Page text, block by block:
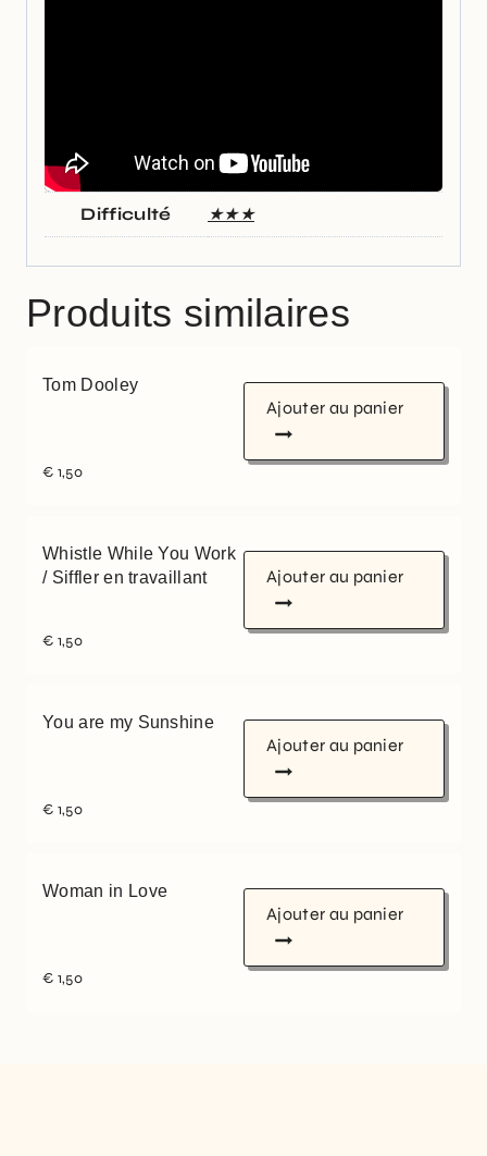
Difficulté ★★★
Produits similaires
Tom Dooley
€ 1,50
Ajouter au panier
Whistle While You Work
/ Siffler en travaillant
€ 1,50
Ajouter au panier
You are my Sunshine
€ 1,50
Ajouter au panier
Woman in Love
€ 1,50
Ajouter au panier